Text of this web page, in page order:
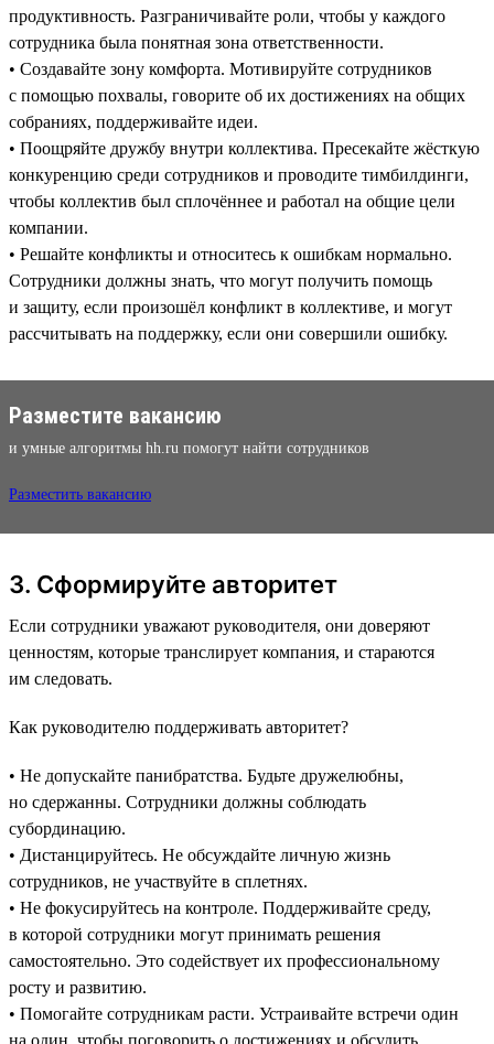
продуктивность. Разграничивайте роли, чтобы у каждого
сотрудника была понятная зона ответственности.
• Создавайте зону комфорта. Мотивируйте сотрудников
с помощью похвалы, говорите об их достижениях на общих
собраниях, поддерживайте идеи.
• Поощряйте дружбу внутри коллектива. Пресекайте жёсткую
конкуренцию среди сотрудников и проводите тимбилдинги,
чтобы коллектив был сплочённее и работал на общие цели
компании.
• Решайте конфликты и относитесь к ошибкам нормально.
Сотрудники должны знать, что могут получить помощь
и защиту, если произошёл конфликт в коллективе, и могут
рассчитывать на поддержку, если они совершили ошибку.
Разместите вакансию
и умные алгоритмы hh.ru помогут найти сотрудников
Разместить вакансию
3. Сформируйте авторитет
Если сотрудники уважают руководителя, они доверяют
ценностям, которые транслирует компания, и стараются
им следовать.
Как руководителю поддерживать авторитет?
• Не допускайте панибратства. Будьте дружелюбны,
но сдержанны. Сотрудники должны соблюдать
субординацию.
• Дистанцируйтесь. Не обсуждайте личную жизнь
сотрудников, не участвуйте в сплетнях.
• Не фокусируйтесь на контроле. Поддерживайте среду,
в которой сотрудники могут принимать решения
самостоятельно. Это содействует их профессиональному
росту и развитию.
• Помогайте сотрудникам расти. Устраивайте встречи один
на один, чтобы поговорить о достижениях и обсудить